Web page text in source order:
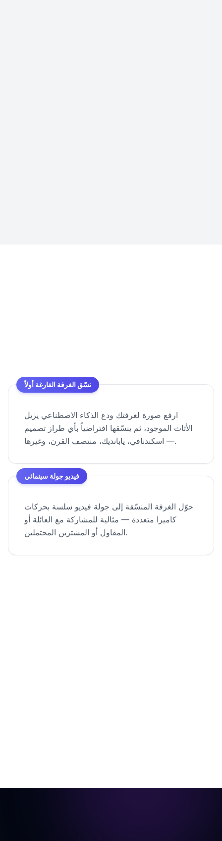
نسّق الغرفة الفارغة أولاً
ارفع صورة لغرفتك ودع الذكاء الاصطناعي يزيل
الأثاث الموجود، ثم ينسّقها افتراضياً بأي طراز تصميم
— اسكندنافي، يابانديك، منتصف القرن، وغيرها.
فيديو جولة سينمائي
حوّل الغرفة المنسّقة إلى جولة فيديو سلسة بحركات
كاميرا متعددة — مثالية للمشاركة مع العائلة أو
المقاول أو المشترين المحتملين.